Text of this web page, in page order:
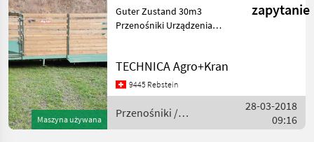
Maszyna używana
zapytanie
Guter Zustand 30m3
Przenośniki Urządzenia
TECHNICA Agro+Kran
9445 Rebstein
Przenośniki /
Sonstige
28-03-2018
09:16